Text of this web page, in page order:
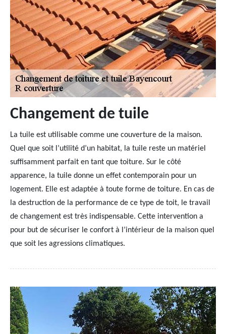
Changement de tuile
La tuile est utilisable comme une couverture de la maison.
Quel que soit l’utilité d’un habitat, la tuile reste un matériel
suffisamment parfait en tant que toiture. Sur le côté
apparence, la tuile donne un effet contemporain pour un
logement. Elle est adaptée à toute forme de toiture. En cas de
la destruction de la performance de ce type de toit, le travail
de changement est très indispensable. Cette intervention a
pour but de sécuriser le confort à l’intérieur de la maison quel
que soit les agressions climatiques.